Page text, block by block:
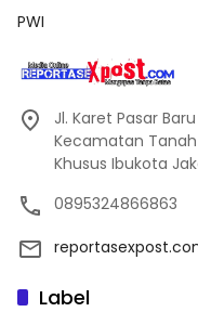
PWI
Jl. Karet Pasar
Kecamatan
Khusus Ibukota
0895324866863
Label